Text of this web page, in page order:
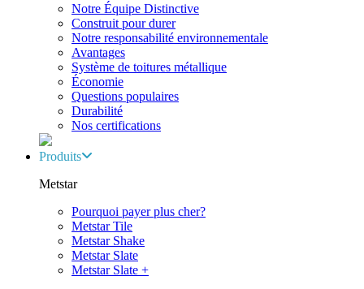
Notre Équipe Distinctive
Construit pour durer
Notre responsabilité environnementale
Avantages
Système de toitures métallique
Économie
Questions populaires
Durabilité
Nos certifications
Produits
Metstar
Pourquoi payer plus cher?
Metstar Tile
Metstar Shake
Metstar Slate
Metstar Slate +